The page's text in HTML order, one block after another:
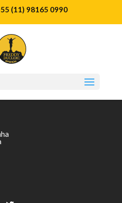
(11) 98165 0990